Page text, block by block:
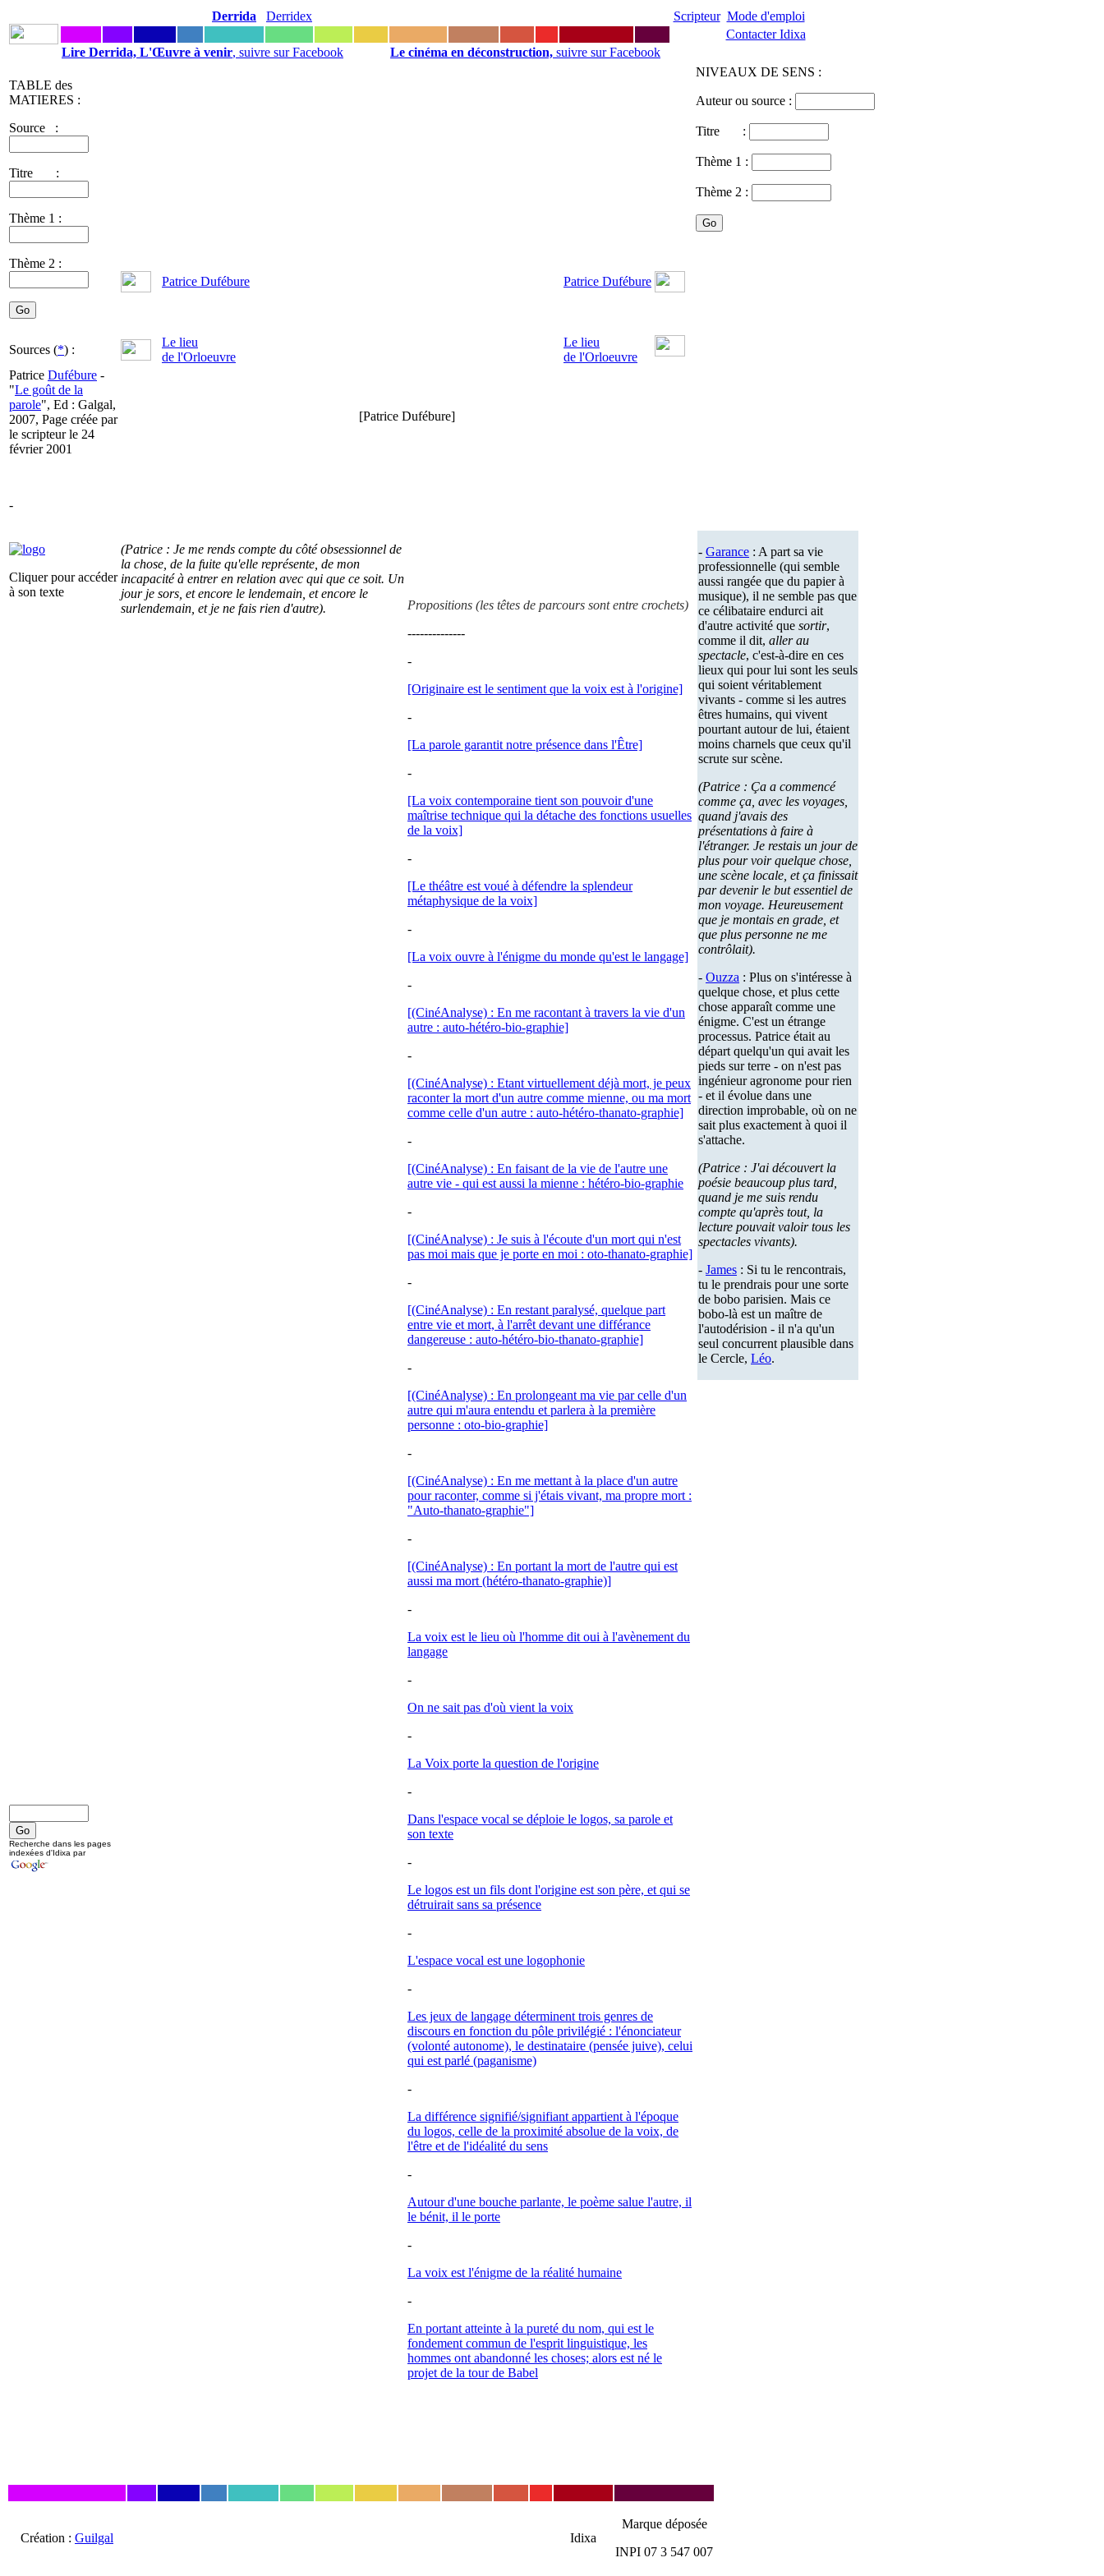
Derrida Derridex Scripteur Mode d'emploi
Contacter Idixa
Lire Derrida, L'Œuvre à venir, suivre sur Facebook Le cinéma en déconstruction, suivre sur Facebook
TABLE des
MATIERES :
Source :
Titre :
Thème 1 :
Thème 2 :
NIVEAUX DE SENS :
Auteur ou source :
Titre :
Thème 1 :
Thème 2 :
Patrice Dufébure Patrice Dufébure
Sources (*) :
Le lieu
de l'Orloeuvre
Le lieu
de l'Orloeuvre
Patrice Dufébure -
"Le goût de la
parole", Ed : Galgal,
2007, Page créée par
le scripteur le 24
février 2001
-
[Patrice Dufébure]
Cliquer pour accéder
à son texte
(Patrice : Je me rends compte du côté obsessionnel de
la chose, de la fuite qu'elle représente, de mon
incapacité à entrer en relation avec qui que ce soit. Un
jour je sors, et encore le lendemain, et encore le
surlendemain, et je ne fais rien d'autre).
Propositions (les têtes de parcours sont entre crochets)
--------------
-
[Originaire est le sentiment que la voix est à l'origine]
-
[La parole garantit notre présence dans l'Être]
-
[La voix contemporaine tient son pouvoir d'une
maîtrise technique qui la détache des fonctions usuelles
de la voix]
-
[Le théâtre est voué à défendre la splendeur
métaphysique de la voix]
-
[La voix ouvre à l'énigme du monde qu'est le langage]
-
[(CinéAnalyse) : En me racontant à travers la vie d'un
autre : auto-hétéro-bio-graphie]
-
[(CinéAnalyse) : Etant virtuellement déjà mort, je peux
raconter la mort d'un autre comme mienne, ou ma mort
comme celle d'un autre : auto-hétéro-thanato-graphie]
-
[(CinéAnalyse) : En faisant de la vie de l'autre une
autre vie - qui est aussi la mienne : hétéro-bio-graphie
-
[(CinéAnalyse) : Je suis à l'écoute d'un mort qui n'est
pas moi mais que je porte en moi : oto-thanato-graphie]
-
[(CinéAnalyse) : En restant paralysé, quelque part
entre vie et mort, à l'arrêt devant une différance
dangereuse : auto-hétéro-bio-thanato-graphie]
-
[(CinéAnalyse) : En prolongeant ma vie par celle d'un
autre qui m'aura entendu et parlera à la première
personne : oto-bio-graphie]
-
[(CinéAnalyse) : En me mettant à la place d'un autre
pour raconter, comme si j'étais vivant, ma propre mort :
"Auto-thanato-graphie"]
-
[(CinéAnalyse) : En portant la mort de l'autre qui est
aussi ma mort (hétéro-thanato-graphie)]
-
La voix est le lieu où l'homme dit oui à l'avènement du
langage
-
On ne sait pas d'où vient la voix
-
La Voix porte la question de l'origine
-
Dans l'espace vocal se déploie le logos, sa parole et
son texte
-
Le logos est un fils dont l'origine est son père, et qui se
détruirait sans sa présence
-
L'espace vocal est une logophonie
-
Les jeux de langage déterminent trois genres de
discours en fonction du pôle privilégié : l'énonciateur
(volonté autonome), le destinataire (pensée juive), celui
qui est parlé (paganisme)
-
La différence signifié/signifiant appartient à l'époque
du logos, celle de la proximité absolue de la voix, de
l'être et de l'idéalité du sens
-
Autour d'une bouche parlante, le poème salue l'autre, il
le bénit, il le porte
-
La voix est l'énigme de la réalité humaine
-
En portant atteinte à la pureté du nom, qui est le
fondement commun de l'esprit linguistique, les
hommes ont abandonné les choses; alors est né le
projet de la tour de Babel
- Garance : A part sa vie
professionnelle (qui semble
aussi rangée que du papier à
musique), il ne semble pas que
ce célibataire endurci ait
d'autre activité que sortir,
comme il dit, aller au
spectacle, c'est-à-dire en ces
lieux qui pour lui sont les seuls
qui soient véritablement
vivants - comme si les autres
êtres humains, qui vivent
pourtant autour de lui, étaient
moins charnels que ceux qu'il
scrute sur scène.
(Patrice : Ça a commencé
comme ça, avec les voyages,
quand j'avais des
présentations à faire à
l'étranger. Je restais un jour de
plus pour voir quelque chose,
une scène locale, et ça finissait
par devenir le but essentiel de
mon voyage. Heureusement
que je montais en grade, et
que plus personne ne me
contrôlait).
- Ouzza : Plus on s'intéresse à
quelque chose, et plus cette
chose apparaît comme une
énigme. C'est un étrange
processus. Patrice était au
départ quelqu'un qui avait les
pieds sur terre - on n'est pas
ingénieur agronome pour rien
- et il évolue dans une
direction improbable, où on ne
sait plus exactement à quoi il
s'attache.
(Patrice : J'ai découvert la
poésie beaucoup plus tard,
quand je me suis rendu
compte qu'après tout, la
lecture pouvait valoir tous les
spectacles vivants).
- James : Si tu le rencontrais,
tu le prendrais pour une sorte
de bobo parisien. Mais ce
bobo-là est un maître de
l'autodérision - il n'a qu'un
seul concurrent plausible dans
le Cercle, Léo.
Recherche dans les pages
indexées d'Idixa par
Création : Guilgal Idixa
Marque déposée
INPI 07 3 547 007